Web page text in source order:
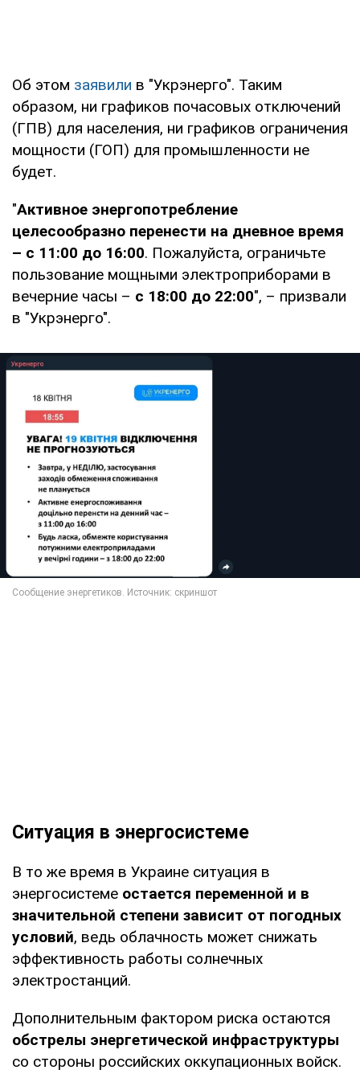
Об этом заявили в "Укрэнерго". Таким
образом, ни графиков почасовых отключений
(ГПВ) для населения, ни графиков ограничения
мощности (ГОП) для промышленности не
будет.
"Активное энергопотребление
целесообразно перенести на дневное время
– с 11:00 до 16:00. Пожалуйста, ограничьте
пользование мощными электроприборами в
вечерние часы – с 18:00 до 22:00", – призвали
в "Укрэнерго".
Ситуация в энергосистеме
В то же время в Украине ситуация в
энергосистеме остается переменной и в
значительной степени зависит от погодных
условий, ведь облачность может снижать
эффективность работы солнечных
электростанций.
Дополнительным фактором риска остаются
обстрелы энергетической инфраструктуры
со стороны российских оккупационных войск.